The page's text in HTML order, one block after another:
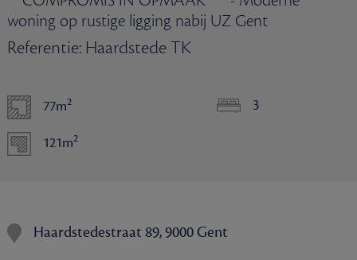
woning op rustige ligging nabij UZ Gent
Referentie: Haardstede TK
77m2 3
121m2
Haardstedestraat 89, 9000 Gent